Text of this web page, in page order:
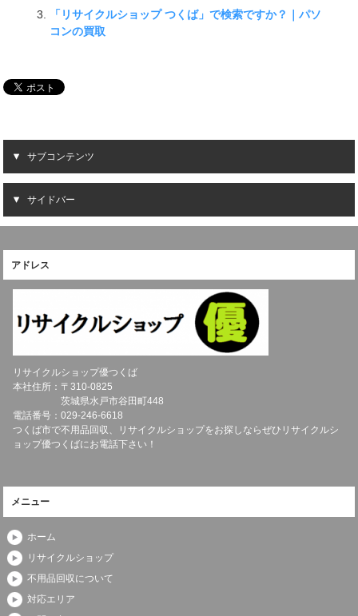
「リサイクルショップ つくば」で検索ですか？｜パソ
コンの買取
サブコンテンツ
サイドバー
アドレス
リサイクルショップ優つくば
本社住所：〒310-0825
茨城県水戸市谷田町448
電話番号：029-246-6618
つくば市で不用品回収、リサイクルショップをお探しならぜひリサイクルシ
ョップ優つくばにお電話下さい！
メニュー
ホーム
リサイクルショップ
不用品回収について
対応エリア